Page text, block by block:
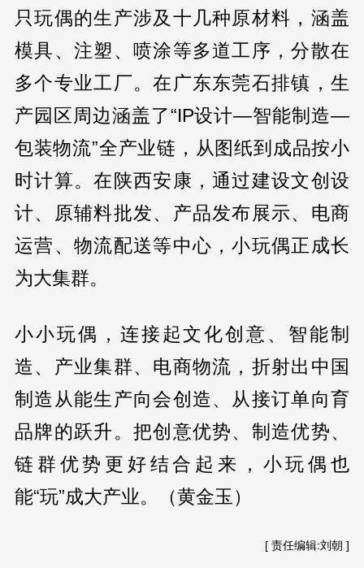
只玩偶的生产涉及十几种原材料，涵盖
模具、注塑、喷涂等多道工序，分散在
多个专业工厂。在广东东莞石排镇，生
产园区周边涵盖了“IP设计—智能制造—
包装物流”全产业链，从图纸到成品按小
时计算。在陕西安康，通过建设文创设
计、原辅料批发、产品发布展示、电商
运营、物流配送等中心，小玩偶正成长
为大集群。
小小玩偶，连接起文化创意、智能制
造、产业集群、电商物流，折射出中国
制造从能生产向会创造、从接订单向育
品牌的跃升。把创意优势、制造优势、
链群优势更好结合起来，小玩偶也
能“玩”成大产业。（黄金玉）
[ 责任编辑:刘朝 ]